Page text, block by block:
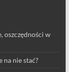
oszczędności w
na nie stać?